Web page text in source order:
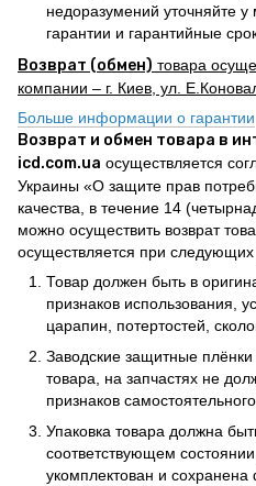
недоразумений уточняйте
гарантии и гарантийные
Возврат (обмен) товара
компании – г. Киев, ул.
Больше информации о гарантии
Возврат и обмен товара в
icd.com.ua осуществляется
Украины «О защите прав
качества, в течение 14
можно осуществить возврат
осуществляется при следующих
Товар должен быть в
признаков использования,
царапин, потертостей,
Заводские защитные
товара, на запчастях не
признаков
Упаковка товара должна
соответствующем
укомплектован и сохранена